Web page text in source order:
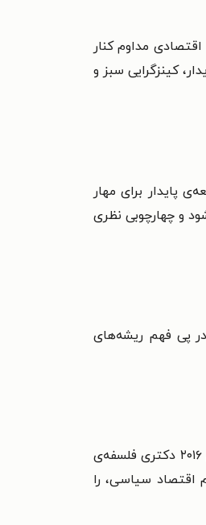
مداوم کنار
کینزگرایی سبز و
پایدار برای مهار
و چهارچوبی نظری
پی فهم ریشه‌های
کوهی سایتو دانشیار فلسفه در دانشگاه توکیوست و از چهره‌های جوان و اثرگذار در حوزه‌ی مارکسیسم و اکوسوسیالیسم به شمار می‌آید. او در سال ۲۰۱۶ دکتری فلسفه‌ی
ناتمام اقتصاد سیاسی، را